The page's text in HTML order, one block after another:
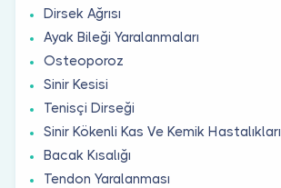
Dirsek Ağrısı
Ayak Bileği Yaralanmaları
Osteoporoz
Sinir Kesisi
Tenisçi Dirseği
Sinir Kökenli Kas Ve Kemik Hastalıkları
Bacak Kısalığı
Tendon Yaralanması